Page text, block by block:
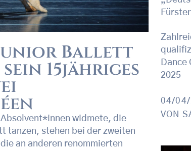
Junior Ballett
15jähriges
widmete, die
tanzen, stehen bei der zweiten
an anderen renommierten
Dance
2025
04/04/
VON